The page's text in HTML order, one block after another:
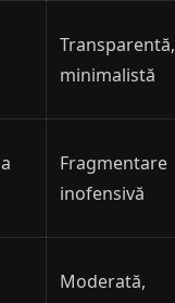
Transparentă,
minimalistă
Fragmentare
inofensivă
Moderată,